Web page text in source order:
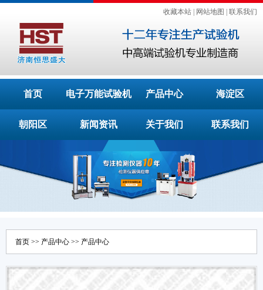
收藏本站 网站地图 联系我们
首页 电子万能试验机 产品中心 海淀区
朝阳区 新闻资讯 关于我们 联系我们
首页 >> 产品中心 >> 产品中心